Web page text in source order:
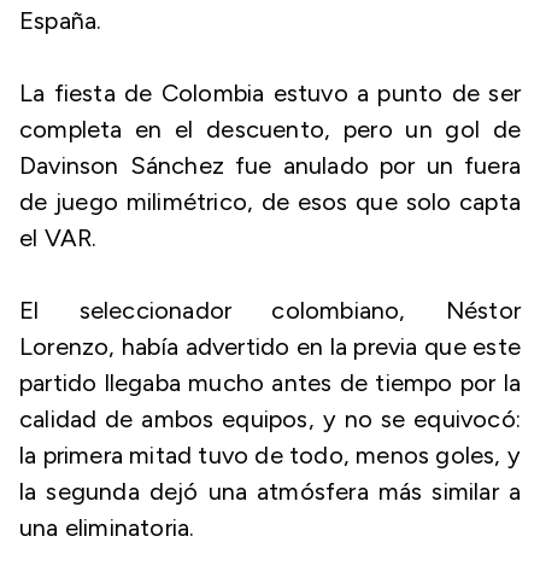
España.
La fiesta de Colombia estuvo a punto de ser
completa en el descuento, pero un gol de
Davinson Sánchez fue anulado por un fuera
de juego milimétrico, de esos que solo capta
el VAR.
El seleccionador colombiano, Néstor
Lorenzo, había advertido en la previa que este
partido llegaba mucho antes de tiempo por la
calidad de ambos equipos, y no se equivocó:
la primera mitad tuvo de todo, menos goles, y
la segunda dejó una atmósfera más similar a
una eliminatoria.